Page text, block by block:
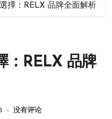
擇：RELX 品牌全面解析
：RELX 品牌
没有评论